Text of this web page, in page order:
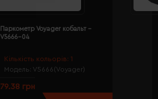
Кількість кольорів: 1
Модель: V5666(Voyager)
Паркометр Voyager кобальт -
V5666-04
79.38 грн